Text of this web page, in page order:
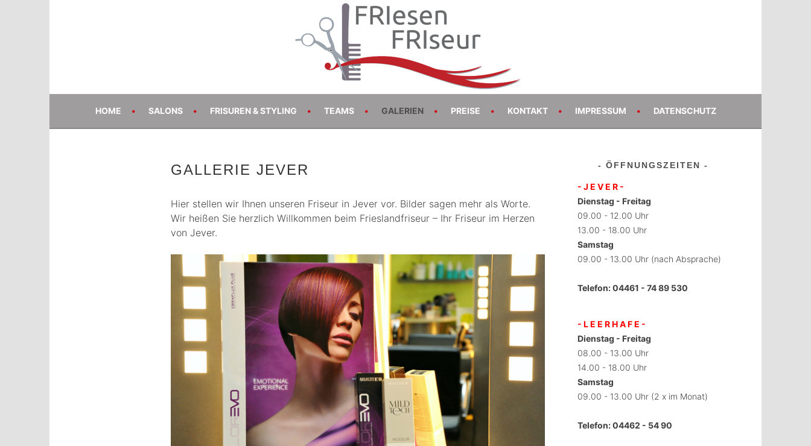
FRIESENFRISEUR JEVER – FRISEUR JEVER
HOME SALONS FRISUREN & STYLING TEAMS GALERIEN PREISE KONTAKT IMPRESSUM DATENSCHUTZ
GALLERIE JEVER
Hier stellen wir Ihnen unseren Friseur in Jever vor. Bilder sagen mehr als Worte.
Wir heißen Sie herzlich Willkommen beim Frieslandfriseur – Ihr Friseur im Herzen
von Jever.
ÖFFNUNGSZEITEN
- J E V E R -
Dienstag - Freitag
09.00 - 12.00 Uhr
13.00 - 18.00 Uhr
Samstag
09.00 - 13.00 Uhr (nach Absprache)
Telefon: 04461 - 74 89 530
- L E E R H A F E -
Dienstag - Freitag
08.00 - 13.00 Uhr
14.00 - 18.00 Uhr
Samstag
09.00 - 13.00 Uhr (2 x im Monat)
Telefon: 04462 - 54 90